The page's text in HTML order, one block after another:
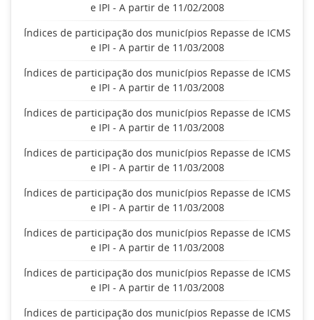
e IPI - A partir de 11/02/2008
Índices de participação dos municípios Repasse de ICMS
e IPI - A partir de 11/03/2008
Índices de participação dos municípios Repasse de ICMS
e IPI - A partir de 11/03/2008
Índices de participação dos municípios Repasse de ICMS
e IPI - A partir de 11/03/2008
Índices de participação dos municípios Repasse de ICMS
e IPI - A partir de 11/03/2008
Índices de participação dos municípios Repasse de ICMS
e IPI - A partir de 11/03/2008
Índices de participação dos municípios Repasse de ICMS
e IPI - A partir de 11/03/2008
Índices de participação dos municípios Repasse de ICMS
e IPI - A partir de 11/03/2008
Índices de participação dos municípios Repasse de ICMS